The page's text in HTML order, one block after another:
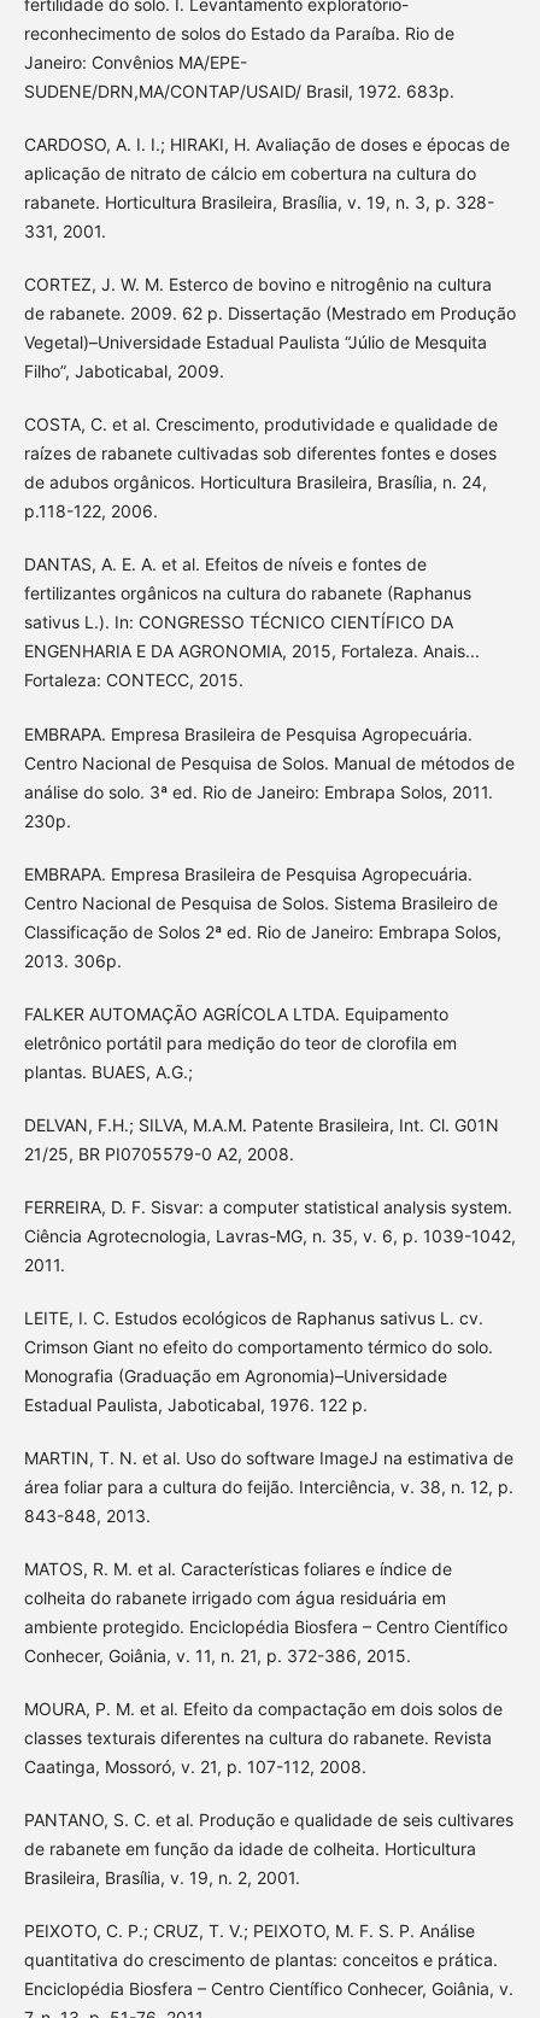
fertilidade do solo. I. Levantamento exploratório-
reconhecimento de solos do Estado da Paraíba. Rio de
Janeiro: Convênios MA/EPE-
SUDENE/DRN,MA/CONTAP/USAID/ Brasil, 1972. 683p.
CARDOSO, A. I. I.; HIRAKI, H. Avaliação de doses e épocas de
aplicação de nitrato de cálcio em cobertura na cultura do
rabanete. Horticultura Brasileira, Brasília, v. 19, n. 3, p. 328-
331, 2001.
CORTEZ, J. W. M. Esterco de bovino e nitrogênio na cultura
de rabanete. 2009. 62 p. Dissertação (Mestrado em Produção
Vegetal)–Universidade Estadual Paulista “Júlio de Mesquita
Filho”, Jaboticabal, 2009.
COSTA, C. et al. Crescimento, produtividade e qualidade de
raízes de rabanete cultivadas sob diferentes fontes e doses
de adubos orgânicos. Horticultura Brasileira, Brasília, n. 24,
p.118-122, 2006.
DANTAS, A. E. A. et al. Efeitos de níveis e fontes de
fertilizantes orgânicos na cultura do rabanete (Raphanus
sativus L.). In: CONGRESSO TÉCNICO CIENTÍFICO DA
ENGENHARIA E DA AGRONOMIA, 2015, Fortaleza. Anais...
Fortaleza: CONTECC, 2015.
EMBRAPA. Empresa Brasileira de Pesquisa Agropecuária.
Centro Nacional de Pesquisa de Solos. Manual de métodos de
análise do solo. 3ª ed. Rio de Janeiro: Embrapa Solos, 2011.
230p.
EMBRAPA. Empresa Brasileira de Pesquisa Agropecuária.
Centro Nacional de Pesquisa de Solos. Sistema Brasileiro de
Classificação de Solos 2ª ed. Rio de Janeiro: Embrapa Solos,
2013. 306p.
FALKER AUTOMAÇÃO AGRÍCOLA LTDA. Equipamento
eletrônico portátil para medição do teor de clorofila em
plantas. BUAES, A.G.;
DELVAN, F.H.; SILVA, M.A.M. Patente Brasileira, Int. Cl. G01N
21/25, BR PI0705579-0 A2, 2008.
FERREIRA, D. F. Sisvar: a computer statistical analysis system.
Ciência Agrotecnologia, Lavras-MG, n. 35, v. 6, p. 1039-1042,
2011.
LEITE, I. C. Estudos ecológicos de Raphanus sativus L. cv.
Crimson Giant no efeito do comportamento térmico do solo.
Monografia (Graduação em Agronomia)–Universidade
Estadual Paulista, Jaboticabal, 1976. 122 p.
MARTIN, T. N. et al. Uso do software ImageJ na estimativa de
área foliar para a cultura do feijão. Interciência, v. 38, n. 12, p.
843-848, 2013.
MATOS, R. M. et al. Características foliares e índice de
colheita do rabanete irrigado com água residuária em
ambiente protegido. Enciclopédia Biosfera – Centro Científico
Conhecer, Goiânia, v. 11, n. 21, p. 372-386, 2015.
MOURA, P. M. et al. Efeito da compactação em dois solos de
classes texturais diferentes na cultura do rabanete. Revista
Caatinga, Mossoró, v. 21, p. 107-112, 2008.
PANTANO, S. C. et al. Produção e qualidade de seis cultivares
de rabanete em função da idade de colheita. Horticultura
Brasileira, Brasília, v. 19, n. 2, 2001.
PEIXOTO, C. P.; CRUZ, T. V.; PEIXOTO, M. F. S. P. Análise
quantitativa do crescimento de plantas: conceitos e prática.
Enciclopédia Biosfera – Centro Científico Conhecer, Goiânia, v.